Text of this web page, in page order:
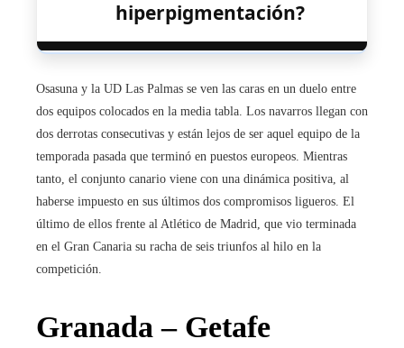
hiperpigmentación?
Osasuna y la UD Las Palmas se ven las caras en un duelo entre
dos equipos colocados en la media tabla. Los navarros llegan con
dos derrotas consecutivas y están lejos de ser aquel equipo de la
temporada pasada que terminó en puestos europeos. Mientras
tanto, el conjunto canario viene con una dinámica positiva, al
haberse impuesto en sus últimos dos compromisos ligueros. El
último de ellos frente al Atlético de Madrid, que vio terminada
en el Gran Canaria su racha de seis triunfos al hilo en la
competición.
Granada – Getafe